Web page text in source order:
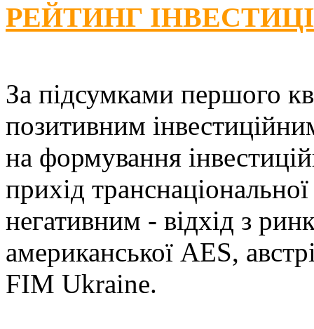
РЕЙТИНГ
За підсумками першого
позитивним
на формування
прихід
негативним - відхід з
американської AES,
FIM Ukraine.